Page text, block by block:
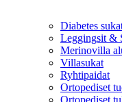
Diabetes
Leggingsit &
Merinovilla
Villasukat
Ryhtipaidat
Ortopediset
Ortopediset